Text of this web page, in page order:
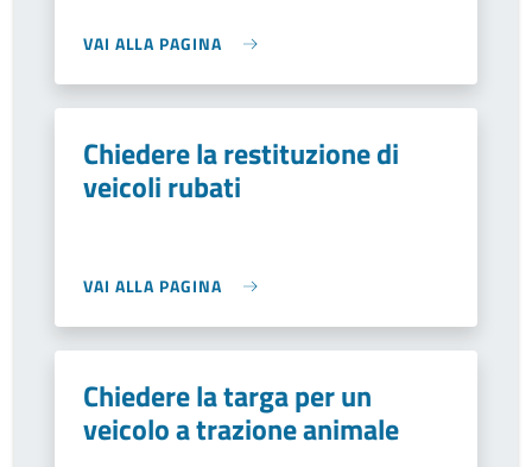
VAI ALLA PAGINA
Chiedere la restituzione di
veicoli rubati
VAI ALLA PAGINA
Chiedere la targa per un
veicolo a trazione animale